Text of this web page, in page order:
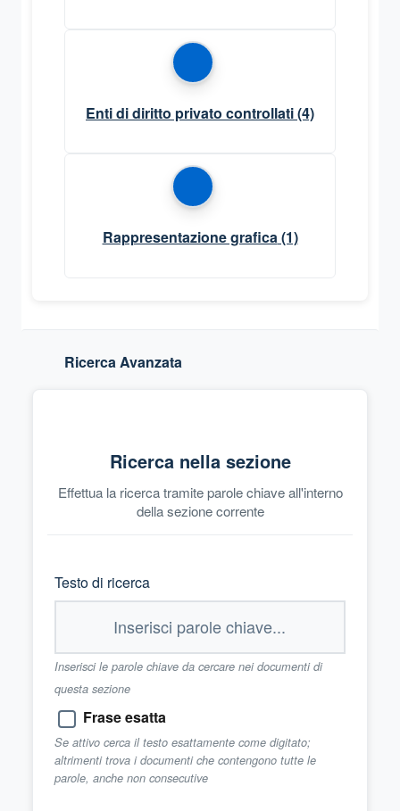
Enti di diritto privato controllati(4)
Rappresentazione grafica (1)
Ricerca Avanzata
Ricerca nella sezione
Effettua la ricerca tramite parole chiave all'interno
della sezione corrente
Testo di ricerca
Inserisci le parole chiave da cercare nei documenti di
questa sezione
Frase esatta
Se attivo cerca il testo esattamente come digitato;
altrimenti trova i documenti che contengono tutte le
parole, anche non consecutive